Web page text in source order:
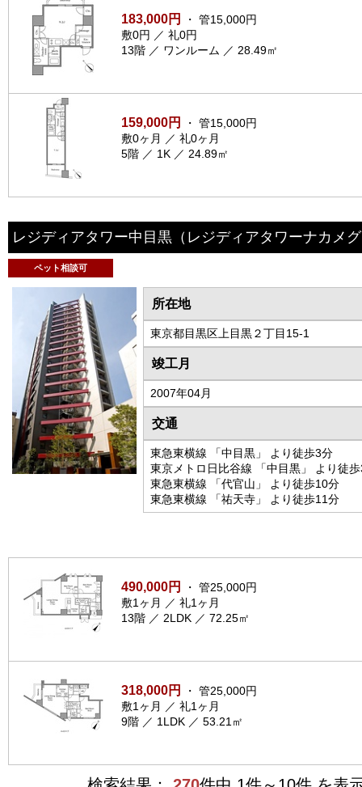
183,000円
・ 管15,000円
敷0円 ／ 礼0円
13階 ／ ワンルーム ／ 28.49㎡
159,000円
・ 管15,000円
敷0ヶ月 ／ 礼0ヶ月
5階 ／ 1K ／ 24.89㎡
レジディアタワー中目黒 （レジディアタワーナカメ
ペット相談可
所在地
東京都目黒区上目黒２丁目15-1
竣工月
2007年04月
交通
東急東横線 「中目黒」 より徒歩3分
東京メトロ日比谷線 「中目黒」 より徒
東急東横線 「代官山」 より徒歩10分
東急東横線 「祐天寺」 より徒歩11分
490,000円
・ 管25,000円
敷1ヶ月 ／ 礼1ヶ月
13階 ／ 2LDK ／ 72.25㎡
318,000円
・ 管25,000円
敷1ヶ月 ／ 礼1ヶ月
9階 ／ 1LDK ／ 53.21㎡